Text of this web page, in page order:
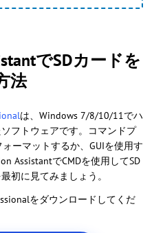
でSDカードを
法
は、Windows 7/8/10/11でハ
フトウェアです。コマンドプ
ーマットするか、GUIを使用す
AssistantでCMDを使用してSD
初に見てみましょう。
をダウンロードしてくだ